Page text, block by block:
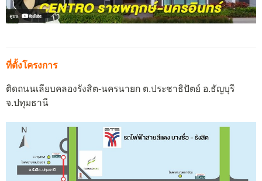
ที่ตั้งโครงการ
ติดถนนเลียบคลองรังสิต-นครนายก ต.ประชาธิปัตย์ อ.ธัญบุรี
จ.ปทุมธานี